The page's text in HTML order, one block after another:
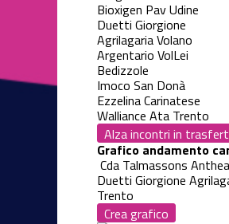
Bioxigen Pav Udine
Duetti Giorgione
Agrilagaria Volano
Argentario VolLei
Bedizzole
Imoco San Donà
Ezzelina Carinatese
Walliance Ata Trento
Alza incontri in
Grafico andamento
Cda Talmassons
Duetti Giorgione
Trento
Crea grafico